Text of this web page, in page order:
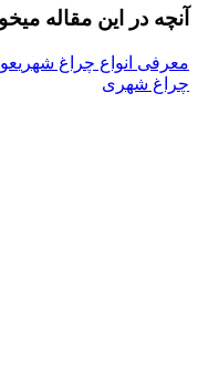
در این مقاله
انواع چراغ شهری
شهری